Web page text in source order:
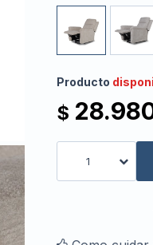
Producto
$
1